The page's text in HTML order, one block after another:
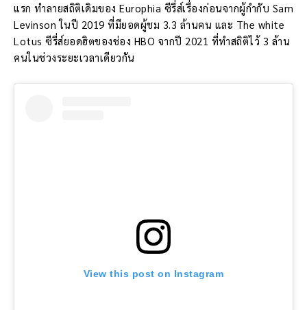
แรก ทำลายสถิติเดิมของ Europhia ซีรี่ส์เรื่องก่อนจากผู้กำกับ Sam
Levinson ในปี 2019 ที่มียอดผู้ชม 3.3 ล้านคน และ The white
Lotus ซีรี่ส์ยอดฮิตของช่อง HBO จากปี 2021 ที่ทำสถิติไว้ 3 ล้าน
คนในช่วงระยะเวลาเดียวกัน
View this post on Instagram